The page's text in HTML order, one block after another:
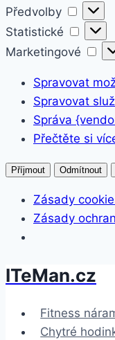
Předvolby
Statistické
Marketingové
Spravovat
Spravovat
Správa
Přečtěte si
Příjmout Odmítnout
Zásady
Zásady
Přeskočit
obsah
ITeMan.cz
Fitness
Chytré